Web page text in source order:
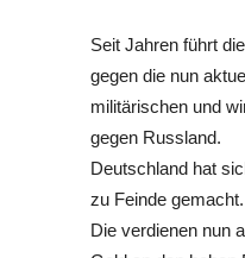
Seit Jahren führt
gegen die nun
militärischen und
gegen Russland.
Deutschland hat
zu Feinde gemacht.
Die verdienen nun